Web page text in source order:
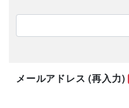
メールアドレス (再入力)